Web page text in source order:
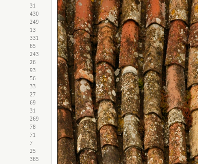
31
430
249
13
331
65
243
26
93
56
33
27
69
31
269
78
71
7
25
365